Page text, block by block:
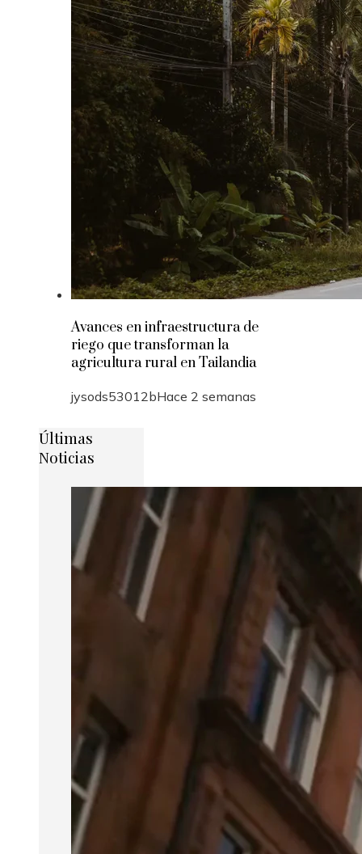
Avances en infraestructura de
riego que transforman la
agricultura rural en Tailandia
jysods53012bHace 2 semanas
Últimas
Noticias